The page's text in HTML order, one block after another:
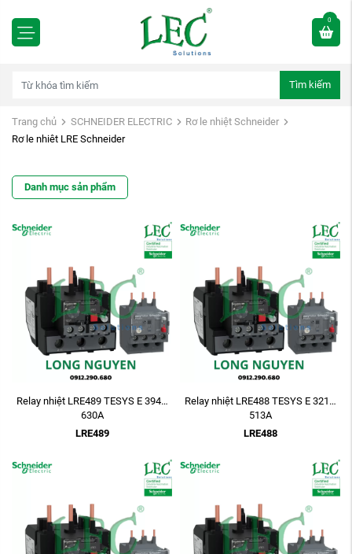
0
Tìm kiếm
Trang chủ SCHNEIDER ELECTRIC
Rơ le nhiệt Schneider
Rơ le nhiêt LRE Schneider
Danh mục sản phẩm
Relay nhiệt LRE489 TESYS E 394…
630A
LRE489
Relay nhiệt LRE488 TESYS E 321…
513A
LRE488